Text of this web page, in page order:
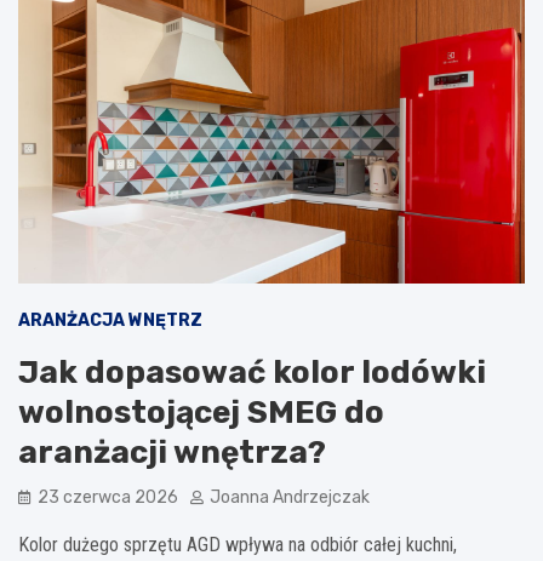
ARANŻACJA WNĘTRZ
Jak dopasować kolor lodówki
wolnostojącej SMEG do
aranżacji wnętrza?
23 czerwca 2026 Joanna Andrzejczak
Kolor dużego sprzętu AGD wpływa na odbiór całej kuchni,